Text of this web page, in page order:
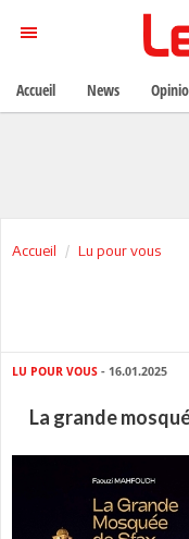
Accueil Lu pour vous
LU POUR VOUS - 16.01.2025
La grande
Accueil News